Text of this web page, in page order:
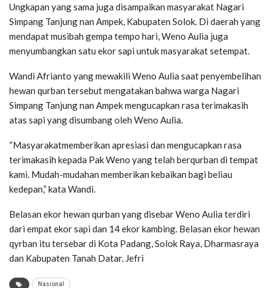
Ungkapan yang sama juga disampaikan masyarakat Nagari
Simpang Tanjung nan Ampek, Kabupaten Solok. Di daerah yang
mendapat musibah gempa tempo hari, Weno Aulia juga
menyumbangkan satu ekor sapi untuk masyarakat setempat.
Wandi Afrianto yang mewakili Weno Aulia saat penyembelihan
hewan qurban tersebut mengatakan bahwa warga Nagari
Simpang Tanjung nan Ampek mengucapkan rasa terimakasih
atas sapi yang disumbang oleh Weno Aulia.
“Masyarakatmemberikan apresiasi dan mengucapkan rasa
terimakasih kepada Pak Weno yang telah berqurban di tempat
kami. Mudah-mudahan memberikan kebaikan bagi beliau
kedepan,” kata Wandi.
Belasan ekor hewan qurban yang disebar Weno Aulia terdiri
dari empat ekor sapi dan 14 ekor kambing. Belasan ekor hewan
qyrban itu tersebar di Kota Padang, Solok Raya, Dharmasraya
dan Kabupaten Tanah Datar. Jefri
Nasional